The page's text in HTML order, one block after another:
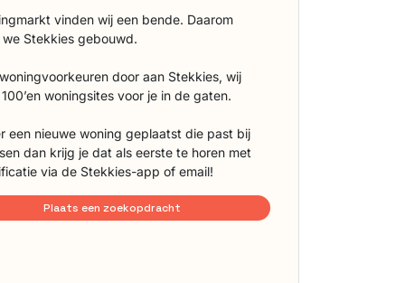
vinden wij een bende. Daarom
Stekkies gebouwd.
door aan Stekkies, wij
woningsites voor je in de gaten.
een nieuwe woning geplaatst die past bij
dan krijg je dat als eerste te horen met
via de Stekkies-app of email!
Plaats een zoekopdracht